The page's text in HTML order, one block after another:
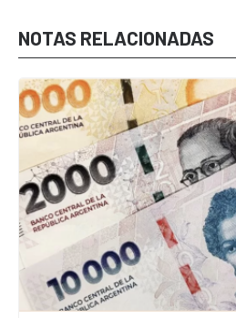
NOTAS RELACIONADAS